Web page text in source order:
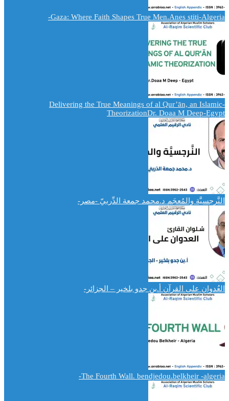
Gaza: Where Faith Shapes True Men.Anes stiti-Algeria-
-Delivering the True Meanings of al Qur’ān, an Islamic
TheorizationDr. Doaa M Deep-Egypt
النَّرجسيَّة والمُعجَم د.محمد جمعة الدِّربيّ -مصر-
العُدوان على القرآن أ.بن جدو بلخير – الجزائر-
The Fourth Wall. bendjedou.belkheir -algeria-